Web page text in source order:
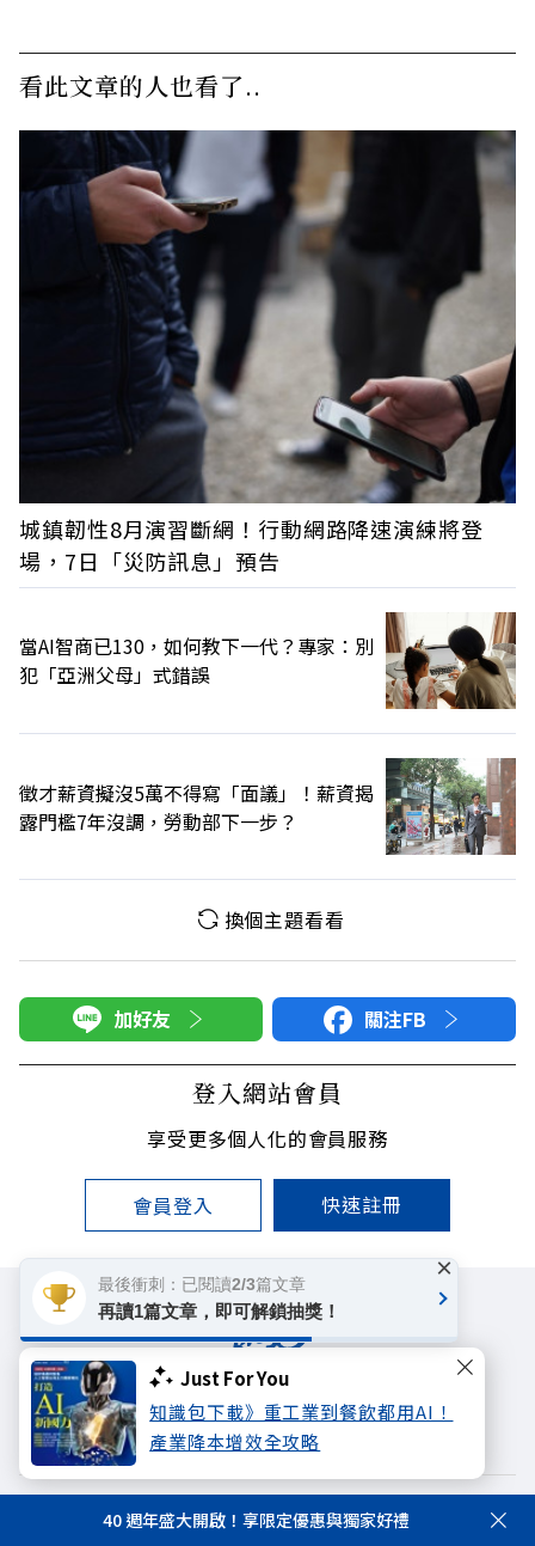
Just For You
知識包下載》重工業到餐飲都用AI！
產業降本增效全攻略
看此文章的人也看了..
城鎮韌性8月演習斷網！行動網路降速演練將登
場，7日「災防訊息」預告
當AI智商已130，如何教下一代？專家：別
犯「亞洲父母」式錯誤
徵才薪資擬沒5萬不得寫「面議」！薪資揭
露門檻7年沒調，勞動部下一步？
換個主題看看
加好友 關注FB
登入網站會員
享受更多個人化的會員服務
會員登入 快速註冊
遠見雜誌 哈佛商業評論
天下文化
未來親子學習平台
50+
著作權聲明 隱私權政策
40 週年盛大開啟！享限定優惠與獨家好禮
最後衝刺：已閱讀2/3篇文章
再讀1篇文章，即可解鎖抽獎！
×